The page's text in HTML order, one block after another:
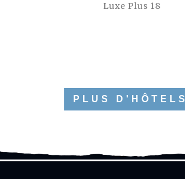
Luxe Plus 18
PLUS D'HÔTELS